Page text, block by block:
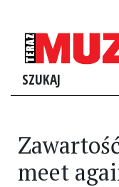
SZUKAJ
meet